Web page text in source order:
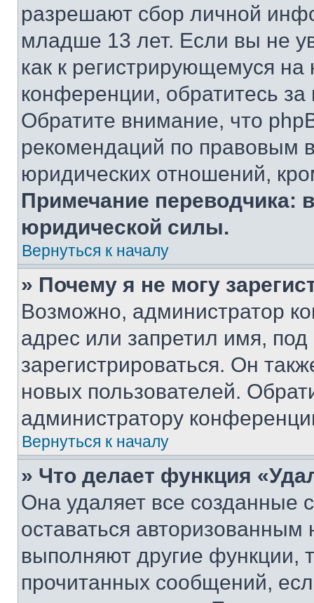
разрешают сбор личной
младше 13 лет. Если вы не
как к регистрирующемуся
конференции, обратитесь
Обратите внимание, что
рекомендаций по правовым
юридических отношений,
Примечание переводчика:
юридической силы.
Вернуться к началу
» Почему я не могу
Возможно, администратор
адрес или запретил имя,
зарегистрироваться. Он
новых пользователей.
администратору
Вернуться к началу
» Что делает функция
Она удаляет все созданные
оставаться
выполняют другие функции,
прочитанных сообщений,